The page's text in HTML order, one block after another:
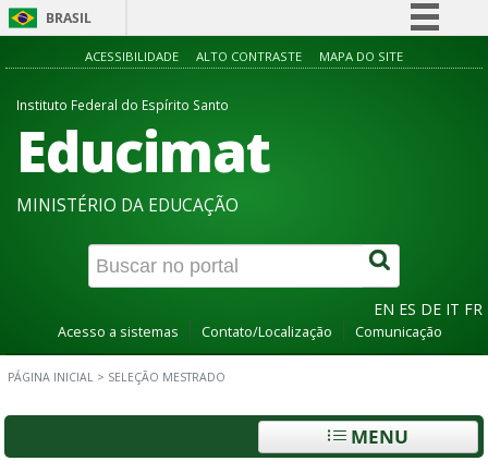
BRASIL
Simplifique!
ACESSIBILIDADE ALTO CONTRASTE MAPA DO SITE
Instituto Federal do Espírito Santo
Educimat
MINISTÉRIO DA EDUCAÇÃO
EN ES DE IT FR
Acesso a sistemas Contato/Localização Comunicação
PÁGINA INICIAL > SELEÇÃO MESTRADO
MENU